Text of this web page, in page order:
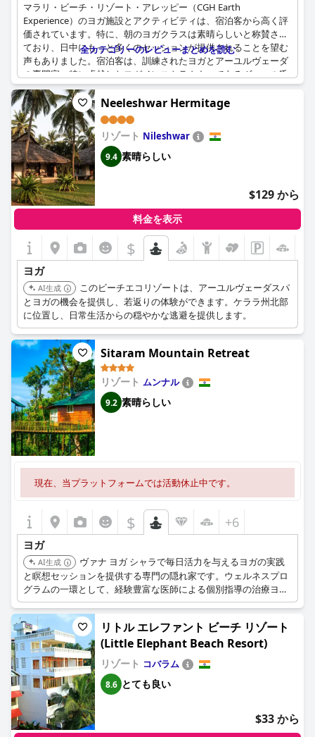
マラリ・ビーチ・リゾート・アレッピー（CGH Earth
Experience）のヨガ施設とアクティビティは、宿泊客から高く評
価されています。特に、朝のヨガクラスは素晴らしいと称賛され
ており、日中にもっと多くのセッションが提供されることを望む
声もありました。宿泊客は、訓練されたヨガとアーユルヴェーダ
の専門家、特に卓越したヨガインストラクターであるヴィマル氏
による指導を楽しんでいました。ヨガセッションは至福の体験と
表現されており、特にハタヨガのレッスンが好評でした。ヨガ愛
好家ではない人も、リゾートでの毎日のセッションを楽しんでい
ました。ヨガに加えて、宿泊客はスイミングプール、オーガニッ
クガーデン、アーチェリーなど、ホテルが提供するその他のアク
ティビティも高く評価していました。全体的に、施設は素晴らし
く、日中は宿泊客を楽しませていました。ホテルが提供する料理
教室を楽しんだ人もいました。
全カテゴリーのレビューまとめを読む
Neeleshwar Hermitage
リゾート Nileshwar
9.4 素晴らしい
$129 から
料金を表示
$
ヨガ
AI生成
このビーチエコリゾートは、アーユルヴェーダスパ
とヨガの機会を提供し、若返りの体験ができます。ケララ州北部
に位置し、日常生活からの穏やかな逃避を提供します。
Sitaram Mountain Retreat
リゾート ムンナル
9.2 素晴らしい
現在、当プラットフォームでは活動休止中です。
$ +6
ヨガ
AI生成
ヴァナ ヨガ シャラで毎日活力を与えるヨガの実践
と瞑想セッションを提供する専門の隠れ家です。ウェルネスプロ
グラムの一環として、経験豊富な医師による個別指導の治療ヨガ
セッションを提供しています。
リトル エレファント ビーチ リゾート
(Little Elephant Beach Resort)
リゾート コバラム
8.6 とても良い
$33 から